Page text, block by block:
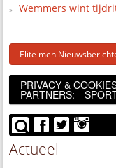
Wemmers wint
Elite men
PRIVACY &
PARTNERS:
Actueel